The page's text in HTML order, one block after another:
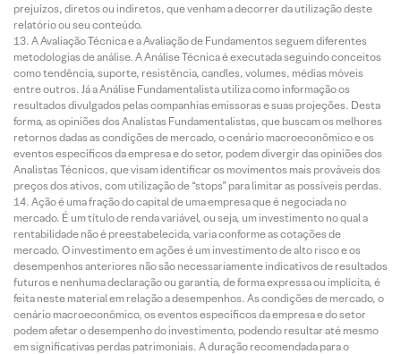
prejuízos, diretos ou indiretos, que venham a decorrer da utilização deste
relatório ou seu conteúdo.
A Avaliação Técnica e a Avaliação de Fundamentos seguem diferentes
metodologias de análise. A Análise Técnica é executada seguindo conceitos
como tendência, suporte, resistência, candles, volumes, médias móveis
entre outros. Já a Análise Fundamentalista utiliza como informação os
resultados divulgados pelas companhias emissoras e suas projeções. Desta
forma, as opiniões dos Analistas Fundamentalistas, que buscam os melhores
retornos dadas as condições de mercado, o cenário macroeconômico e os
eventos específicos da empresa e do setor, podem divergir das opiniões dos
Analistas Técnicos, que visam identificar os movimentos mais prováveis dos
preços dos ativos, com utilização de “stops” para limitar as possíveis perdas.
Ação é uma fração do capital de uma empresa que é negociada no
mercado. É um título de renda variável, ou seja, um investimento no qual a
rentabilidade não é preestabelecida, varia conforme as cotações de
mercado. O investimento em ações é um investimento de alto risco e os
desempenhos anteriores não são necessariamente indicativos de resultados
futuros e nenhuma declaração ou garantia, de forma expressa ou implícita, é
feita neste material em relação a desempenhos. As condições de mercado, o
cenário macroeconômico, os eventos específicos da empresa e do setor
podem afetar o desempenho do investimento, podendo resultar até mesmo
em significativas perdas patrimoniais. A duração recomendada para o